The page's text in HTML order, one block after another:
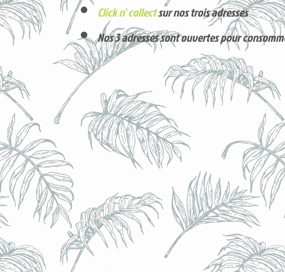
Click n' collectsur nos trois adresses
Nos 3 adresses sont ouvertes pour
Voici nos derniers arrivages !
Produits phares